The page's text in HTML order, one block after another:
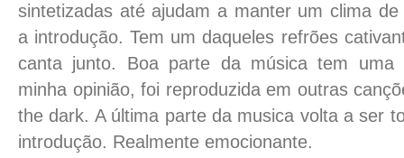
sintetizadas até ajudam a manter um clima
a introdução. Tem um daqueles refrões
canta junto. Boa parte da música tem uma
minha opinião, foi reproduzida em outras
the dark. A última parte da musica volta a ser
introdução. Realmente emocionante.